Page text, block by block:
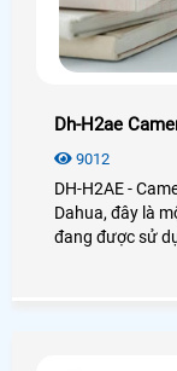
Dh-H2ae
9012
DH-H2AE -
Dahua, đây là
đang được sử